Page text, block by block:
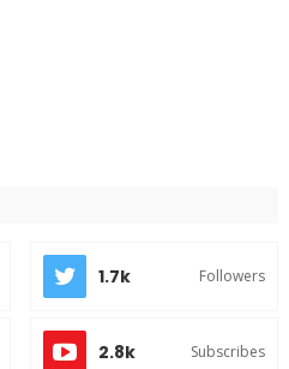
1.7k Followers
2.8k Subscribes